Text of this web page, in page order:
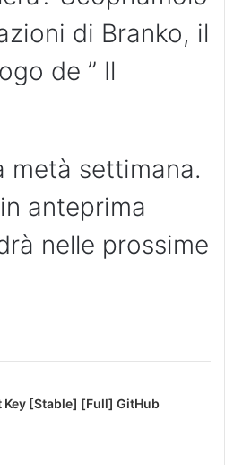
di Branko, il
de ” Il
metà settimana.
anteprima
nelle prossime
[Stable] [Full] GitHub